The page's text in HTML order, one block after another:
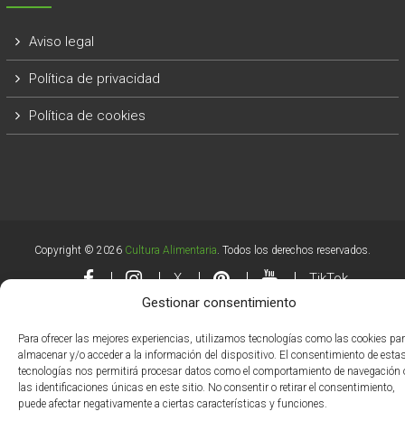
Gestionar consentimiento
Para ofrecer las mejores experiencias, utilizamos tecnologías como las cookies
almacenar y/o acceder a la información del dispositivo. El consentimiento de
tecnologías nos permitirá procesar datos como el comportamiento de navegación
las identificaciones únicas en este sitio. No consentir o retirar el consentimiento,
puede afectar negativamente a ciertas características y funciones.
Aviso legal
Política de privacidad
Política de cookies
Copyright © 2026 Cultura Alimentaria. Todos los derechos reservados.
X TikTok